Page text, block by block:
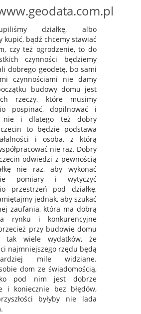
działkę, albo
kupić, bądź chcemy stawiać
czy też ogrodzenie, to do
czynności będziemy
dobrego geodetę, bo sami
czynnościami nie damy
budowy domu jest
rzeczy, które musimy
pospinać, dopilnować i
nie i dlatego też dobry
to będzie podstawa
i osoba, z którą
nie raz. Dobry
odwiedzi z pewnością
nie raz, aby wykonać
pomiary i wytyczyć
przestrzeń pod działkę,
jednak, aby szukać
zaufania, która ma dobrą
rynku i konkurencyjne
przy budowie domu
tak wiele wydatków, że
najmniejszego rzędu będą
mile widziane.
dom ze świadomością,
pod nim jest dobrze
i koniecznie bez błędów,
byłyby nie lada